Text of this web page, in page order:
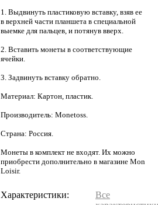
1. Выдвинуть пластиковую вставку, взяв ее
в верхней части планшета в специальной
выемке для пальцев, и потянув вверх.
2. Вставить монеты в соответствующие
ячейки.
3. Задвинуть вставку обратно.
Материал: Картон, пластик.
Производитель: Monetoss.
Страна: Россия.
Монеты в комплект не входят. Их можно
приобрести дополнительно в магазине Mon
Loisir.
Характеристики:
Все